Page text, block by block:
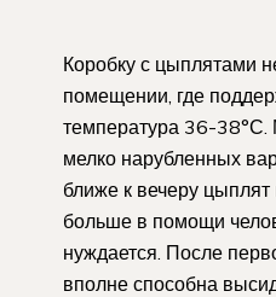
Коробку с цыплятами
помещении, где
температура 36-
мелко нарубленных
ближе к вечеру цыплят
больше в помощи
нуждается. После
вполне способна